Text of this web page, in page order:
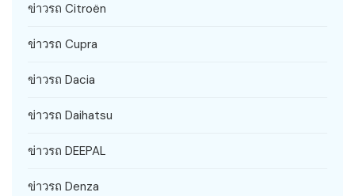
ข่าวรถ Citroën
ข่าวรถ Cupra
ข่าวรถ Dacia
ข่าวรถ Daihatsu
ข่าวรถ DEEPAL
ข่าวรถ Denza